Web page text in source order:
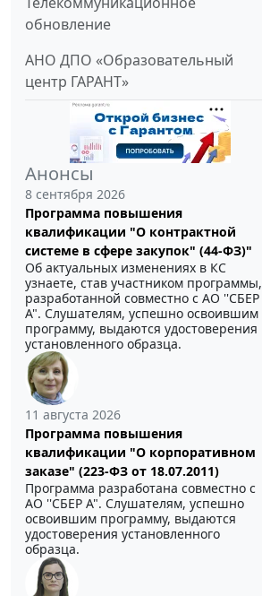
обновление
АНО ДПО «Образовательный
центр ГАРАНТ»
Анонсы
8 сентября 2026
Программа повышения
квалификации "О контрактной
системе в сфере закупок" (44-ФЗ)"
Об актуальных изменениях в КС
узнаете, став участником программы,
разработанной совместно с АО ''СБЕР
А". Слушателям, успешно освоившим
программу, выдаются удостоверения
установленного образца.
11 августа 2026
Программа повышения
квалификации "О корпоративном
заказе" (223-ФЗ от 18.07.2011)
Программа разработана совместно с
АО ''СБЕР А". Слушателям, успешно
освоившим программу, выдаются
удостоверения установленного
образца.